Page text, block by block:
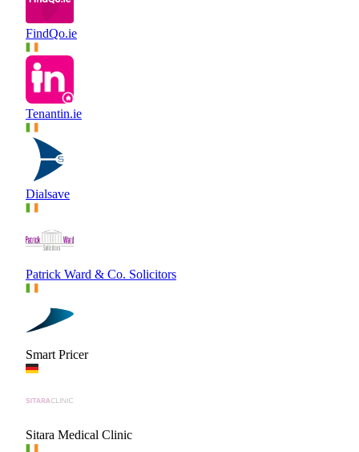
FindQo.ie
Tenantin.ie
Dialsave
Patrick Ward & Co. Solicitors
Smart Pricer
Sitara Medical Clinic